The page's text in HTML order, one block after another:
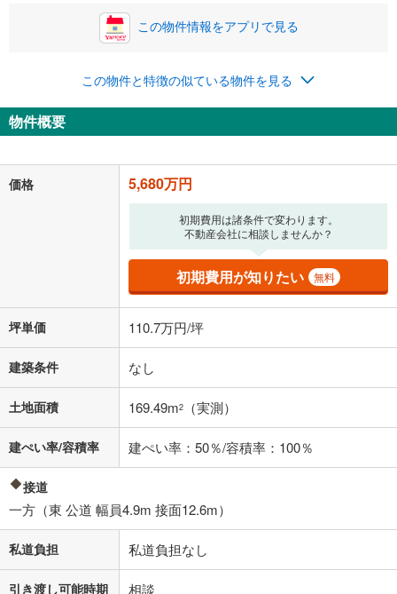
この物件情報をアプリで見る
この物件と特徴の似ている物件を見る
物件概要
価格 5,680万円
初期費用は諸条件で変わります。
不動産会社に相談しませんか？
初期費用が知りたい 無料
坪単価 110.7万円/坪
建築条件 なし
土地面積 169.49m2 （実測）
建ぺい率/容積率 建ぺい率：50％/容積率：100％
接道
一方（東 公道 幅員4.9m 接面12.6m）
私道負担 私道負担なし
引き渡し可能時期 相談